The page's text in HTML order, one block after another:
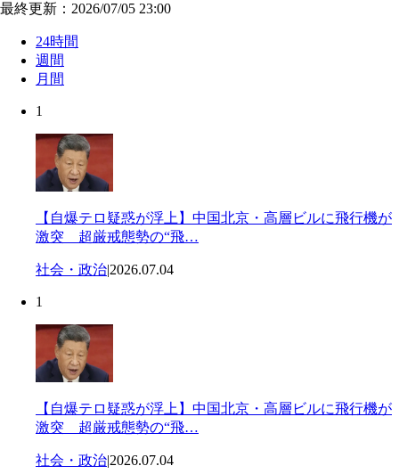
最終更新：2026/07/05 23:00
24時間
週間
月間
1
【自爆テロ疑惑が浮上】中国北京・高層ビルに飛行機が
激突 超厳戒態勢の“飛…
社会・政治|2026.07.04
1
【自爆テロ疑惑が浮上】中国北京・高層ビルに飛行機が
激突 超厳戒態勢の“飛…
社会・政治|2026.07.04